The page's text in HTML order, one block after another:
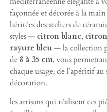
façonnée et décorée à la
héritées des ateliers de
styles — citron blanc,
rayure bleu — la collection
de 8 à 35 cm, vous
chaque usage, de l’apéritif
décoration.
les artisans qui réalisent ces